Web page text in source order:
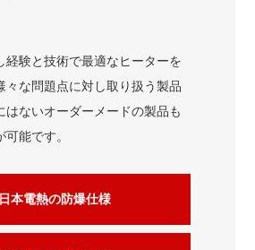
経験と技術で最適なヒーターを
々な問題点に対し取り扱う製品
はないオーダーメードの製品も
能です。
日本電熱の防爆仕様